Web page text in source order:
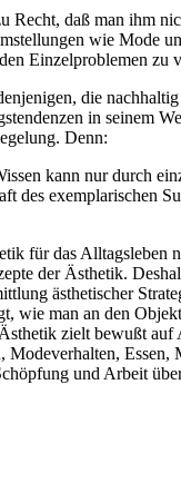
Recht, daß man ihm
wie Mode
Einzelproblemen zu
die
in seinem
Denn:
kann nur durch
des exemplarischen
für das Alltagsleben
der Ästhetik.
ästhetischer
wie man an den
zielt bewußt auf
Modeverhalten,
und Arbeit